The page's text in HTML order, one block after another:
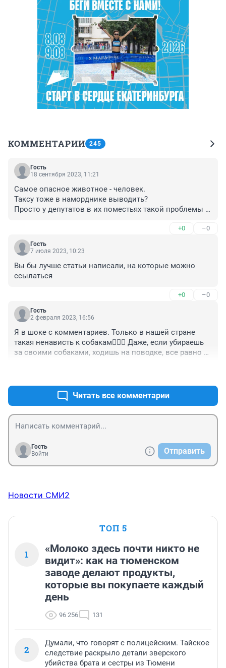
КОММЕНТАРИИ 245
Гость
18 сентября 2023, 11:21
Самое опасное животное - человек.
Таксу тоже в наморднике выводить?
Просто у депутатов в их поместьях такой проблемы
+0 –0
Гость
7 июля 2023, 10:23
Вы бы лучше статьи написали, на которые можно
ссылаться
+0 –0
Гость
2 февраля 2023, 16:56
Я в шоке с комментариев. Только в нашей стране
такая ненависть к собакам🤦🏼‍♀️ Даже, если убираешь
за своими собаками, ходишь на поводке, все равно
Читать все комментарии
Гость
Войти
Отправить
Новости СМИ2
ТОП 5
1
«Молоко здесь почти никто не
видит»: как на тюменском
заводе делают продукты,
которые вы покупаете каждый
день
96 256 131
2
Думали, что говорят с полицейским. Тайское
следствие раскрыло детали зверского
убийства брата и сестры из Тюмени